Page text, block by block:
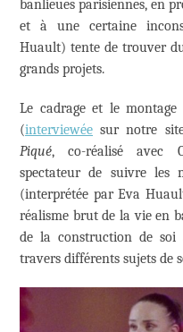
banlieues parisiennes, en
et à une certaine
Huault) tente de trouver
grands projets.
Le cadrage et le
(interviewée sur notre
Piqué, co-réalisé avec
spectateur de suivre les
(interprétée par Eva
réalisme brut de la vie en
de la construction de
travers différents sujets de